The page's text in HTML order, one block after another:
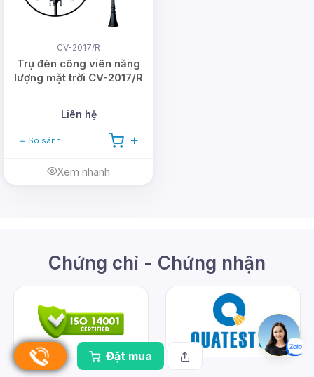
CV-2017/R
Trụ đèn công viên năng
lượng mặt trời CV-2017/R
Liên hệ
So sánh
Xem nhanh
Đặt mua
Chứng chỉ - Chứng nhận